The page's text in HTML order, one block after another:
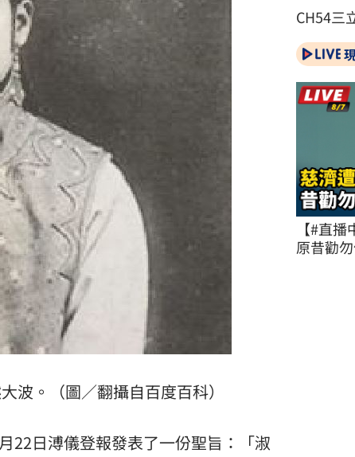
波。（圖／翻攝自百度百科）
22日溥儀登報發表了一份聖旨：「淑
CH54三
【#直
原昔勸